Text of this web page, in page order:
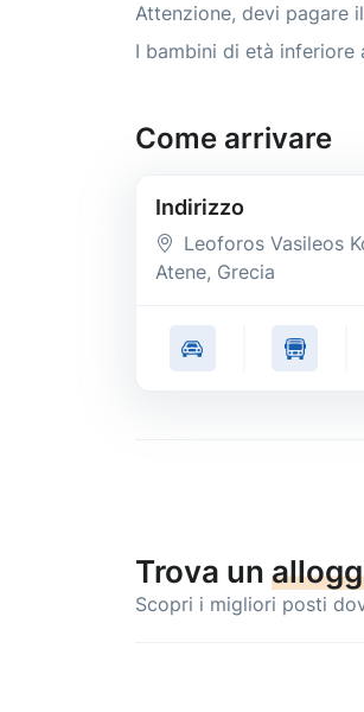
Attenzione, devi pagare
I bambini di età inferiore
Come arrivare
Indirizzo
Leoforos Vasileos
Atene, Grecia
Trova un
Scopri i migliori posti